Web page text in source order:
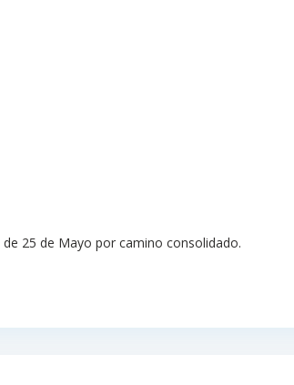
25 de Mayo por camino consolidado.